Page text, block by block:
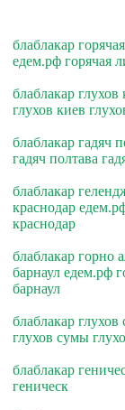
блаблакар
едем.рф горячая
блаблакар
глухов киев
блаблакар гадяч
гадяч полтава
блаблакар
краснодар
краснодар
блаблакар горно
барнаул едем.рф
барнаул
блаблакар
глухов сумы
блаблакар
геническ